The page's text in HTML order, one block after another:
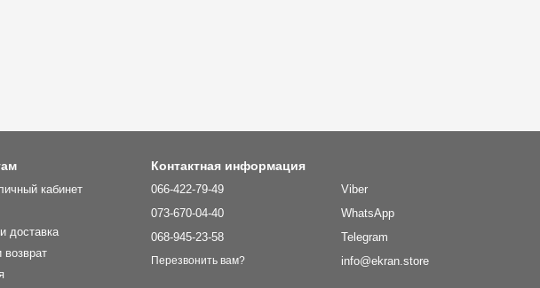
кабинет
доставка
Контактная информация
066-422-79-49
073-670-04-40
068-945-23-58
Перезвонить вам?
Viber
WhatsApp
Telegram
info@ekran.store